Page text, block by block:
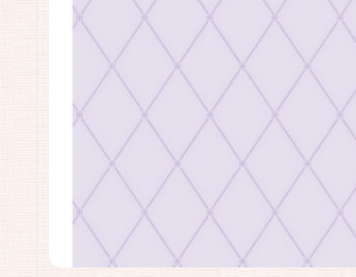
Материал основы:
Флизелин
Раппорт:
<>